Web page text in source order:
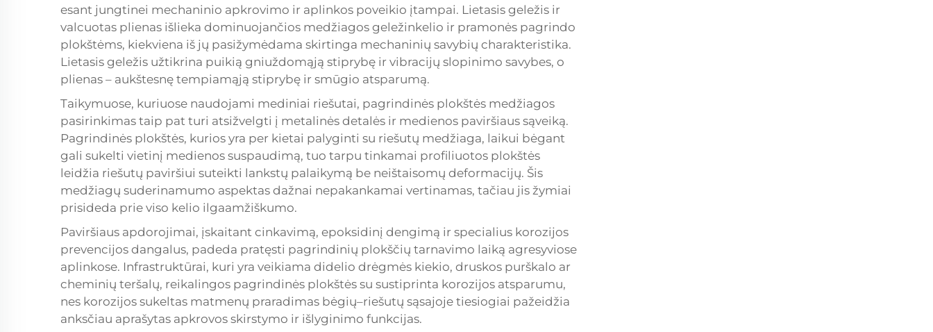
esant jungtinei mechaninio apkrovimo ir aplinkos poveikio įtampai. Lietasis geležis ir
valcuotas plienas išlieka dominuojančios medžiagos geležinkelio ir pramonės pagrindo
plokštėms, kiekviena iš jų pasižymėdama skirtinga mechaninių savybių charakteristika.
Lietasis geležis užtikrina puikią gniuždomąją stiprybę ir vibracijų slopinimo savybes, o
plienas – aukštesnę tempiamąją stiprybę ir smūgio atsparumą.
Taikymuose, kuriuose naudojami mediniai riešutai, pagrindinės plokštės medžiagos
pasirinkimas taip pat turi atsižvelgti į metalinės detalės ir medienos paviršiaus sąveiką.
Pagrindinės plokštės, kurios yra per kietai palyginti su riešutų medžiaga, laikui bėgant
gali sukelti vietinį medienos suspaudimą, tuo tarpu tinkamai profiliuotos plokštės
leidžia riešutų paviršiui suteikti lankstų palaikymą be neištaisomų deformacijų. Šis
medžiagų suderinamumo aspektas dažnai nepakankamai vertinamas, tačiau jis žymiai
prisideda prie viso kelio ilgaamžiškumo.
Paviršiaus apdorojimai, įskaitant cinkavimą, epoksidinį dengimą ir specialius korozijos
prevencijos dangalus, padeda pratęsti pagrindinių plokščių tarnavimo laiką agresyviose
aplinkose. Infrastruktūrai, kuri yra veikiama didelio drėgmės kiekio, druskos purškalo ar
cheminių teršalų, reikalingos pagrindinės plokštės su sustiprinta korozijos atsparumu,
nes korozijos sukeltas matmenų praradimas bėgių–riešutų sąsajoje tiesiogiai pažeidžia
anksčiau aprašytas apkrovos skirstymo ir išlyginimo funkcijas.